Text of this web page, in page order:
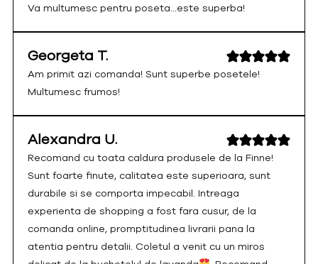
Va multumesc pentru poseta...este superba!
Georgeta T.
Am primit azi comanda! Sunt superbe posetele!
Multumesc frumos!
Alexandra U.
Recomand cu toata caldura produsele de la Finne!
Sunt foarte finute, calitatea este superioara, sunt
durabile si se comporta impecabil. Intreaga
experienta de shopping a fost fara cusur, de la
comanda online, promptitudinea livrarii pana la
atentia pentru detalii. Coletul a venit cu un miros